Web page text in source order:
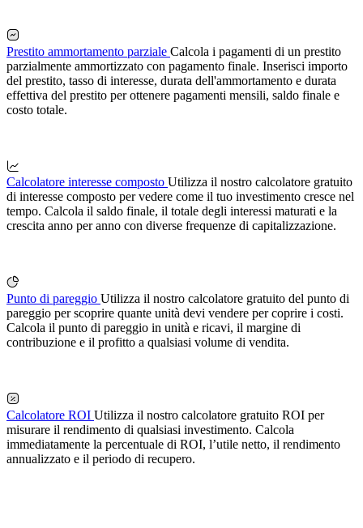
Prestito ammortamento parziale Calcola i pagamenti di un prestito
parzialmente ammortizzato con pagamento finale. Inserisci importo
del prestito, tasso di interesse, durata dell'ammortamento e durata
effettiva del prestito per ottenere pagamenti mensili, saldo finale e
costo totale.
Calcolatore interesse composto Utilizza il nostro calcolatore gratuito
di interesse composto per vedere come il tuo investimento cresce nel
tempo. Calcola il saldo finale, il totale degli interessi maturati e la
crescita anno per anno con diverse frequenze di capitalizzazione.
Punto di pareggio Utilizza il nostro calcolatore gratuito del punto di
pareggio per scoprire quante unità devi vendere per coprire i costi.
Calcola il punto di pareggio in unità e ricavi, il margine di
contribuzione e il profitto a qualsiasi volume di vendita.
Calcolatore ROI Utilizza il nostro calcolatore gratuito ROI per
misurare il rendimento di qualsiasi investimento. Calcola
immediatamente la percentuale di ROI, l’utile netto, il rendimento
annualizzato e il periodo di recupero.